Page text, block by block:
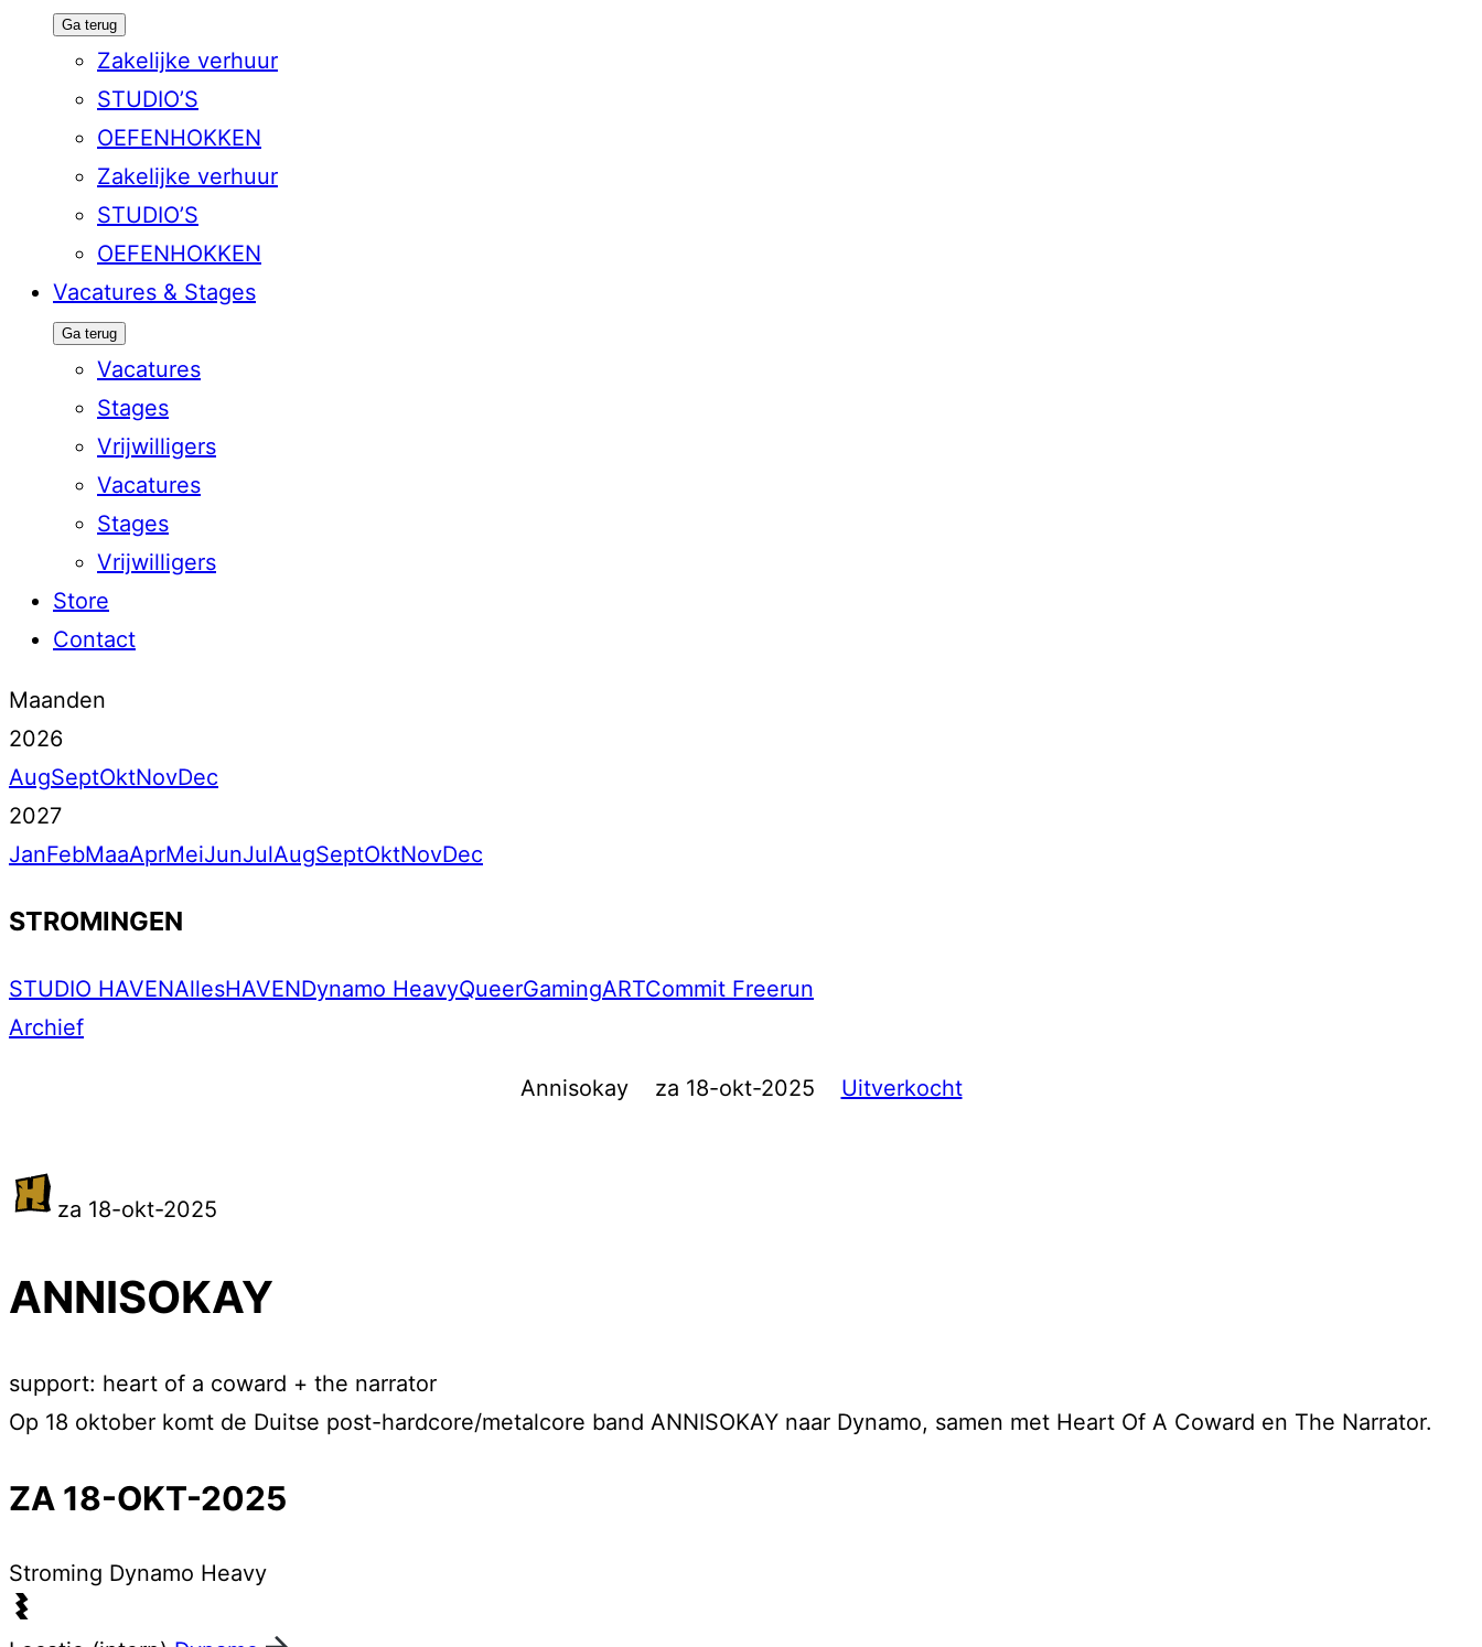
Ga terug
Zakelijke verhuur
STUDIO’S
OEFENHOKKEN
Zakelijke verhuur
STUDIO’S
OEFENHOKKEN
Vacatures & Stages
Ga terug
Vacatures
Stages
Vrijwilligers
Vacatures
Stages
Vrijwilligers
Store
Contact
Maanden
2026
AugSeptOktNovDec
2027
JanFebMaaAprMeiJunJulAugSeptOktNovDec
STROMINGEN
STUDIO HAVENAllesHAVENDynamo HeavyQueerGamingARTCommit Freerun
Archief
Annisokay za 18-okt-2025 Uitverkocht
za 18-okt-2025
ANNISOKAY
support: heart of a coward + the narrator
Op 18 oktober komt de Duitse post-hardcore/metalcore band ANNISOKAY naar Dynamo, samen met Heart Of A Coward en The Narrator.
ZA 18-OKT-2025
Stroming Dynamo Heavy